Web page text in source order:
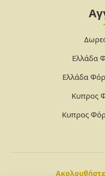
Ελλάδα
Ελλάδα
Κυπρος
Κυπρος